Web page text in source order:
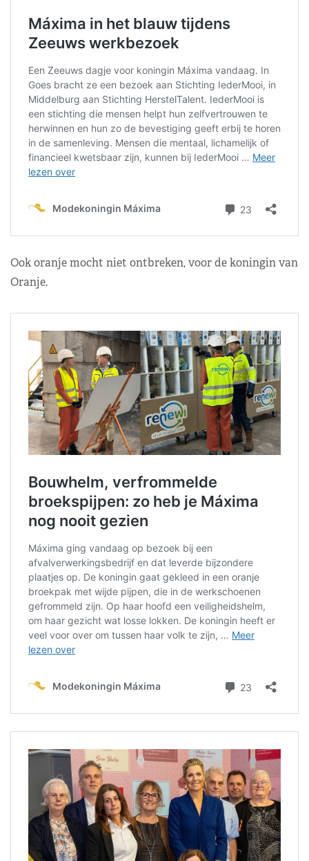
Ook oranje mocht niet ontbreken, voor de koningin van
Oranje.